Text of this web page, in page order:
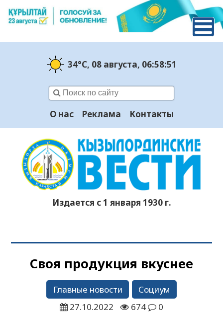
34°C, 08 августа, 06:58:52
О нас Реклама Контакты
Издается с 1 января 1930 г.
Своя продукция вкуснее
Главные новости
Социум
27.10.2022
674 0